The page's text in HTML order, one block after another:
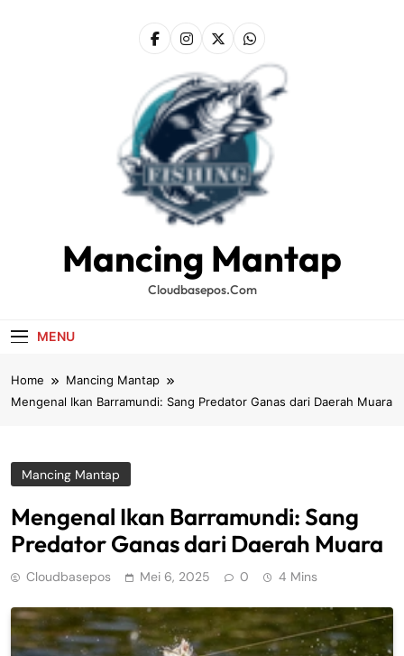
Mancing Mantap
Cloudbasepos.com
MENU
Home
Mancing Mantap
Mengenal Ikan Barramundi: Sang Predator Ganas dari Daerah Muara
Mancing Mantap
Mengenal Ikan Barramundi: Sang
Predator Ganas dari Daerah Muara
Cloudbasepos Mei 6, 2025 0 4 Mins